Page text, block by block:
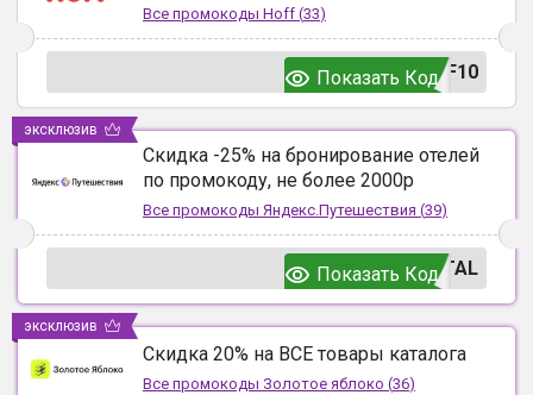
Все промокоды Hoff (33)
F10
Показать Код
Скидка -25% на бронирование отелей
по промокоду, не более 2000р
Все промокоды Яндекс.Путешествия (39)
TAL
Показать Код
эксклюзив
Скидка 20% на ВСЕ товары каталога
Все промокоды Золотое яблоко (36)
эксклюзив